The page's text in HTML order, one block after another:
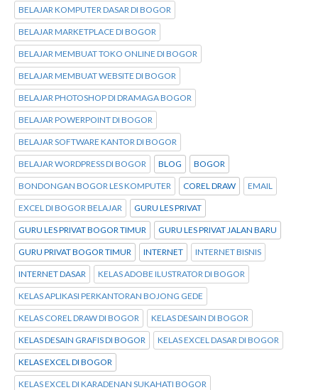
BELAJAR KOMPUTER DASAR DI BOGOR
BELAJAR MARKETPLACE DI BOGOR
BELAJAR MEMBUAT TOKO ONLINE DI BOGOR
BELAJAR MEMBUAT WEBSITE DI BOGOR
BELAJAR PHOTOSHOP DI DRAMAGA BOGOR
BELAJAR POWERPOINT DI BOGOR
BELAJAR SOFTWARE KANTOR DI BOGOR
BELAJAR WORDPRESS DI BOGOR BLOG BOGOR
BONDONGAN BOGOR LES KOMPUTER COREL DRAW EMAIL
EXCEL DI BOGOR BELAJAR GURU LES PRIVAT
GURU LES PRIVAT BOGOR TIMUR GURU LES PRIVAT JALAN BARU
GURU PRIVAT BOGOR TIMUR INTERNET INTERNET BISNIS
INTERNET DASAR KELAS ADOBE ILUSTRATOR DI BOGOR
KELAS APLIKASI PERKANTORAN BOJONG GEDE
KELAS COREL DRAW DI BOGOR KELAS DESAIN DI BOGOR
KELAS DESAIN GRAFIS DI BOGOR KELAS EXCEL DASAR DI BOGOR
KELAS EXCEL DI BOGOR
KELAS EXCEL DI KARADENAN SUKAHATI BOGOR